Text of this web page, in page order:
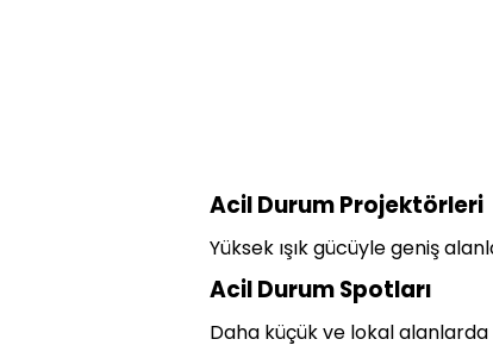
Acil Durum Projektörleri
Yüksek ışık gücüyle geniş
Acil Durum Spotları
Daha küçük ve lokal